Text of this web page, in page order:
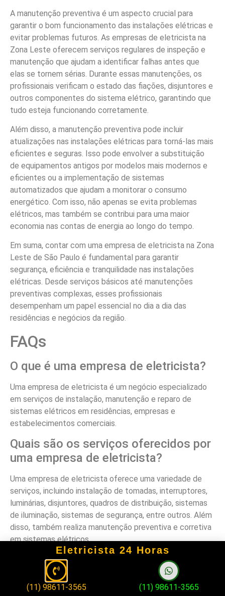
A manutenção preventiva é um aspecto crucial para
garantir o bom funcionamento das instalações elétricas e
evitar problemas futuros. As empresas de eletricista na
Zona Leste oferecem serviços regulares de inspeção e
manutenção que ajudam a identificar falhas antes que
elas se tornem sérias. Durante essas manutenções, os
profissionais verificam o estado das fiações, disjuntores e
outros componentes do sistema elétrico, garantindo que
tudo esteja funcionando corretamente.
Além disso, a manutenção preventiva pode incluir
atualizações nas instalações elétricas para torná-las mais
eficientes e seguras. Isso pode envolver a substituição
de equipamentos antigos por modelos mais modernos e
eficientes ou a implementação de sistemas
automatizados que ajudam a monitorar o consumo
energético. Com isso, não apenas se evita problemas
elétricos, mas também se contribui para uma maior
economia nas contas de energia ao longo do tempo.
Em suma, contar com uma empresa de eletricista na Zona
Leste de São Paulo é fundamental para garantir
segurança, eficiência e tranquilidade nas instalações
elétricas. Desde serviços básicos até manutenções
preventivas complexas, esses profissionais
desempenham um papel essencial no dia a dia das
residências e negócios da região.
FAQs
O que é uma empresa de eletricista?
Uma empresa de eletricista é um negócio especializado
em serviços de instalação, manutenção e reparo de
sistemas elétricos em residências, empresas e
estabelecimentos comerciais.
Quais são os serviços oferecidos por
uma empresa de eletricista?
Uma empresa de eletricista oferece uma variedade de
serviços, incluindo instalação de tomadas, interruptores,
luminárias, disjuntores, quadros de distribuição, sistemas
de iluminação, sistemas de segurança, entre outros. Além
disso, também realiza manutenção preventiva e corretiva
em sistemas elétricos.
Por que contratar uma empresa de
eletricista em Zona Leste de São
Paulo?
Eletricista 24 Horas
(11) 98611-3565 (11) 98611-3565